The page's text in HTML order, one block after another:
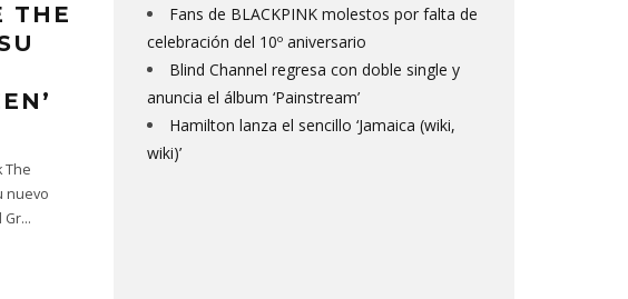
THE
The
nuevo
Gr...
Fans de BLACKPINK molestos por falta de
celebración del 10º aniversario
Blind Channel regresa con doble single y
anuncia el álbum ‘Painstream’
Hamilton lanza el sencillo ‘Jamaica (wiki,
wiki)’